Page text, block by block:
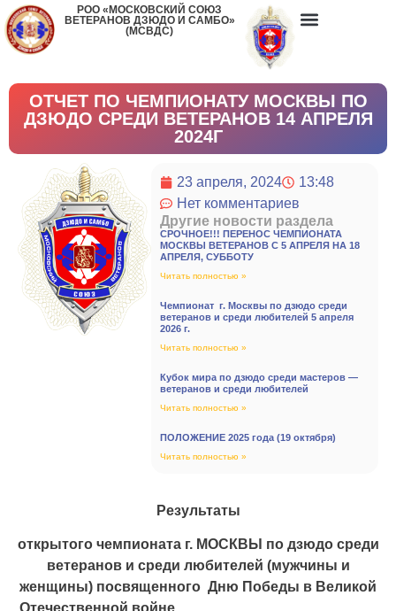
РОО «МОСКОВСКИЙ СОЮЗ
ВЕТЕРАНОВ ДЗЮДО И САМБО»
(МСВДС)
ОТЧЕТ ПО ЧЕМПИОНАТУ МОСКВЫ ПО
ДЗЮДО СРЕДИ ВЕТЕРАНОВ 14 АПРЕЛЯ
2024Г
23 апреля, 2024
13:48
Нет комментариев
Другие новости раздела
СРОЧНОЕ!!! ПЕРЕНОС ЧЕМПИОНАТА
МОСКВЫ ВЕТЕРАНОВ С 5 АПРЕЛЯ НА 18
АПРЕЛЯ, СУББОТУ
Читать полностью »
Чемпионат г. Москвы по дзюдо среди
ветеранов и среди любителей 5 апреля
2026 г.
Читать полностью »
Кубок мира по дзюдо среди мастеров —
ветеранов и среди любителей
Читать полностью »
ПОЛОЖЕНИЕ 2025 года (19 октября)
Читать полностью »
Результаты
открытого чемпионата г. МОСКВЫ по дзюдо среди
ветеранов и среди любителей (мужчины и
женщины) посвященного Дню Победы в Великой